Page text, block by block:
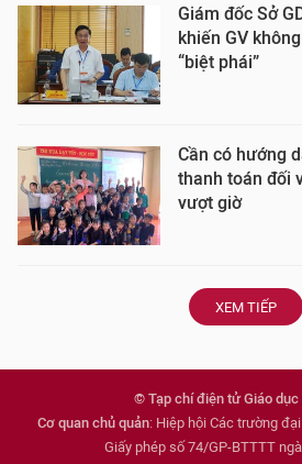
Giám đốc Sở
khiến GV
“biệt phái”
Cần có hướng
thanh toán đối
vượt giờ
XEM TIẾP
© Tạp chí điện tử Giáo dục
Cơ quan chủ quản: Hiệp hội Các trường
Giấy phép số 74/GP-BTTTT